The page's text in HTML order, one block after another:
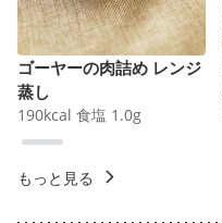
ゴーヤーの肉詰め レンジ
蒸し
190kcal 食塩 1.0g
もっと見る